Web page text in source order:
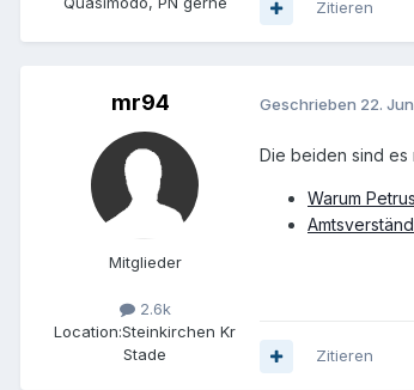
Zitieren
mr94
Mitglieder
2.6k
Location:Steinkirchen Kr
Stade
Geschrieben 22.
Die beiden sind es
Warum
Zitieren